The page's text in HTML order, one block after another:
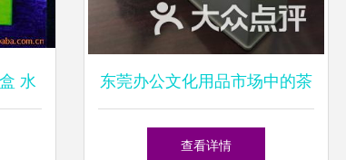
水 东莞办公文化用品市场中的茶
壶零售探秘
查看详情